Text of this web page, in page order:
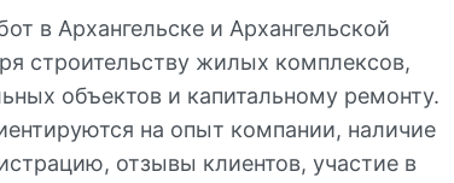
в Архангельске и Архангельской
строительству жилых комплексов,
объектов и капитальному ремонту.
на опыт компании, наличие
отзывы клиентов, участие в